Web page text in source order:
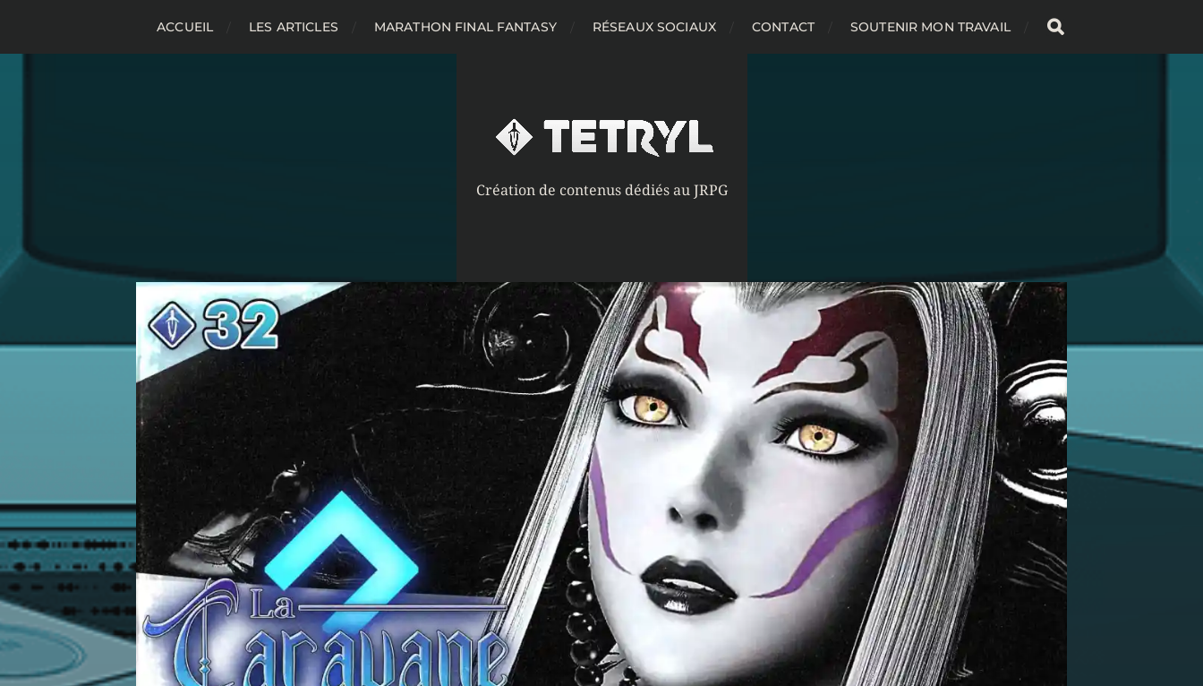
ACCUEIL LES ARTICLES MARATHON FINAL FANTASY RÉSEAUX SOCIAUX CONTACT SOUTENIR MON TRAVAIL
Création de contenus dédiés au JRPG